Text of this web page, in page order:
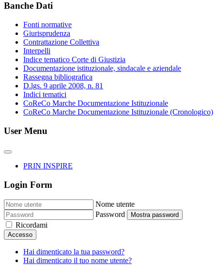
Banche Dati
Fonti normative
Giurisprudenza
Contrattazione Collettiva
Interpelli
Indice tematico Corte di Giustizia
Documentazione istituzionale, sindacale e aziendale
Rassegna bibliografica
D.lgs. 9 aprile 2008, n. 81
Indici tematici
CoReCo Marche Documentazione Istituzionale
CoReCo Marche Documentazione Istituzionale (Cronologico)
User Menu
PRIN INSPIRE
Login Form
Nome utente
Password
Mostra password
Ricordami
Accesso
Hai dimenticato la tua password?
Hai dimenticato il tuo nome utente?